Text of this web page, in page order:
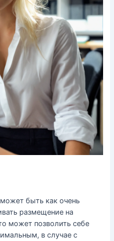
быть как очень
размещение на
может позволить себе
в случае с